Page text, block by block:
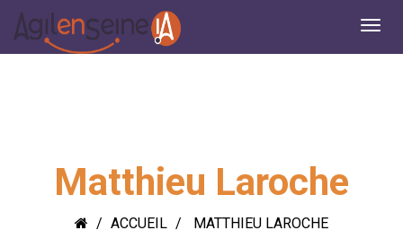
Matthieu Laroche
ACCUEIL MATTHIEU LAROCHE